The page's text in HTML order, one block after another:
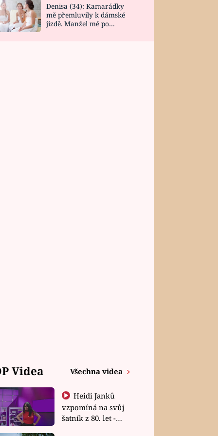
Denisa (34): Kamarádky
mě přemluvily k dámské
jízdě. Manžel mě po
Videa Všechna videa
Heidi Janků
vzpomíná na svůj
šatník z 80. let -